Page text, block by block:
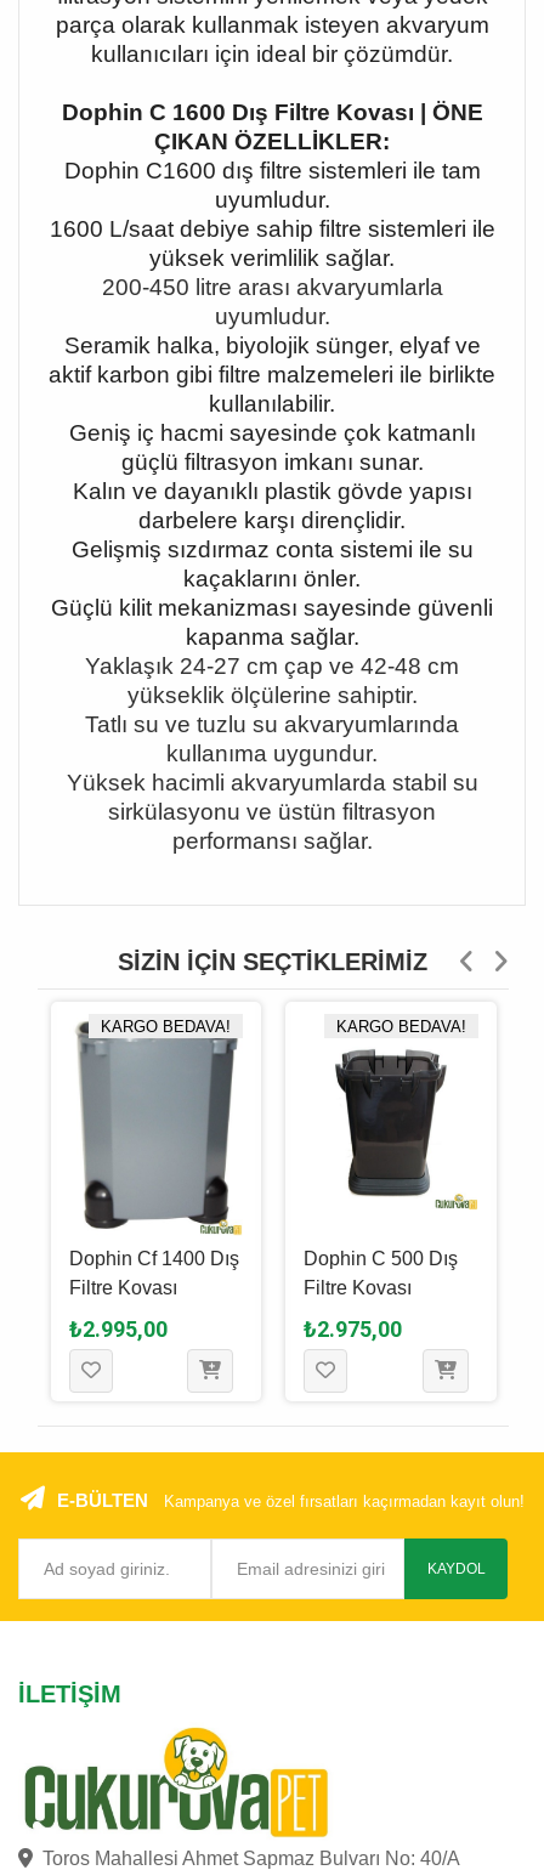
parça olarak kullanmak isteyen akvaryum
kullanıcıları için ideal bir çözümdür.
Dophin C 1600 Dış Filtre Kovası | ÖNE
ÇIKAN ÖZELLİKLER:
Dophin C1600 dış filtre sistemleri ile tam
uyumludur.
1600 L/saat debiye sahip filtre sistemleri ile
yüksek verimlilik sağlar.
200-450 litre arası akvaryumlarla
uyumludur.
Seramik halka, biyolojik sünger, elyaf ve
aktif karbon gibi filtre malzemeleri ile birlikte
kullanılabilir.
Geniş iç hacmi sayesinde çok katmanlı
güçlü filtrasyon imkanı sunar.
Kalın ve dayanıklı plastik gövde yapısı
darbelere karşı dirençlidir.
Gelişmiş sızdırmaz conta sistemi ile su
kaçaklarını önler.
Güçlü kilit mekanizması sayesinde güvenli
kapanma sağlar.
Yaklaşık 24-27 cm çap ve 42-48 cm
yükseklik ölçülerine sahiptir.
Tatl ı su ve tuzlu su akvaryumlarında
kullanıma uygundur.
Yüksek hacimli akvaryumlarda stabil su
sirkülasyonu ve üstün filtrasyon
performansı sağlar.
SIZIN İÇIN SEÇTIKLERIMIZ
KARGO BEDAVA!
Dophin Cf 1400 Dış
Filtre Kovası
₺2.995,00
KARGO BEDAVA!
Dophin C 500 Dış
Filtre Kovası
₺2.975,00
E-BÜLTEN Kampanya ve özel fırsatları kaçırmadan kayıt olun!
KAYDOL
İLETIŞIM
Toros Mahallesi Ahmet Sapmaz Bulvarı No: 40/A